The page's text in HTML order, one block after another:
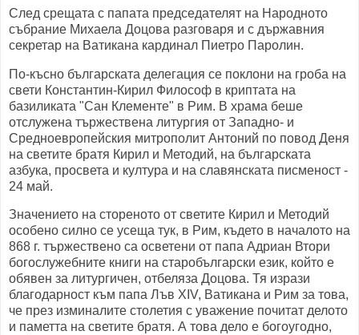
След срещата с папата председателят на Народното
събрание Михаела Доцова разговаря и с държавния
секретар на Ватикана кардинал Пиетро Паролин.
По-късно българската делегация се поклони на гроба на
свети Константин-Кирил Философ в криптата на
базиликата "Сан Клементе" в Рим. В храма беше
отслужена тържествена литургия от Западно- и
Средноевропейския митрополит Антоний по повод Деня
на светите братя Кирил и Методий, на българската
азбука, просвета и култура и на славянската писменост -
24 май.
Значението на стореното от светите Кирил и Методий
особено силно се усеща тук, в Рим, където в началото на
868 г. тържествено са осветени от папа Адриан Втори
богослужебните книги на старобългарски език, който е
обявен за литургичен, отбеляза Доцова. Тя изрази
благодарност към папа Лъв XIV, Ватикана и Рим за това,
че през изминалите столетия с уважение почитат делото
и паметта на светите братя. А това дело е богоугодно,